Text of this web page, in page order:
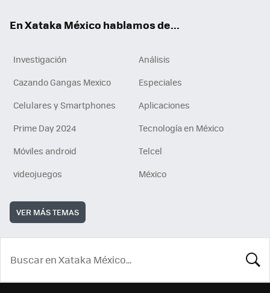
En Xataka México hablamos de...
Investigación
Análisis
Cazando Gangas Mexico
Especiales
Celulares y Smartphones
Aplicaciones
Prime Day 2024
Tecnología en México
Móviles android
Telcel
videojuegos
México
VER MÁS TEMAS